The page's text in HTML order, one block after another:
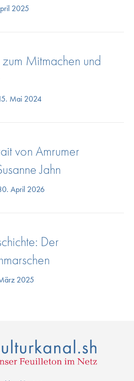
2025
Mitmachen und
Mai 2024
von Amrumer
Jahn
April 2026
Der
2025